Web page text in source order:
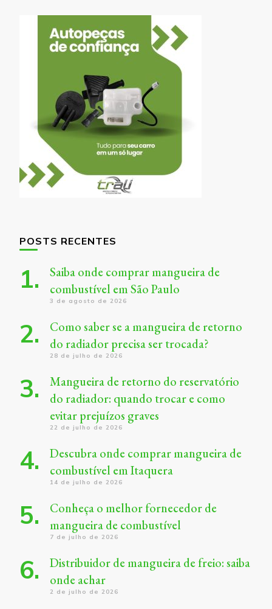
POSTS RECENTES
Saiba onde comprar mangueira de
combustível em São Paulo
3 de agosto de 2026
Como saber se a mangueira de retorno
do radiador precisa ser trocada?
28 de julho de 2026
Mangueira de retorno do reservatório
do radiador: quando trocar e como
evitar prejuízos graves
22 de julho de 2026
Descubra onde comprar mangueira de
combustível em Itaquera
14 de julho de 2026
Conheça o melhor fornecedor de
mangueira de combustível
7 de julho de 2026
Distribuidor de mangueira de freio: saiba
onde achar
2 de julho de 2026